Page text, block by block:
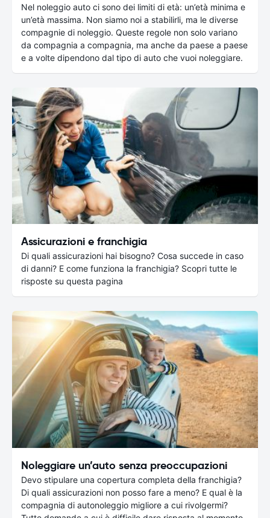
Nel noleggio auto ci sono dei limiti di età: un’età minima e
un’età massima. Non siamo noi a stabilirli, ma le diverse
compagnie di noleggio. Queste regole non solo variano
da compagnia a compagnia, ma anche da paese a paese
e a volte dipendono dal tipo di auto che vuoi noleggiare.
Assicurazioni e franchigia
Di quali assicurazioni hai bisogno? Cosa succede in caso
di danni? E come funziona la franchigia? Scopri tutte le
risposte su questa pagina
Noleggiare un’auto senza preoccupazioni
Devo stipulare una copertura completa della franchigia?
Di quali assicurazioni non posso fare a meno? E qual è la
compagnia di autonoleggio migliore a cui rivolgermi?